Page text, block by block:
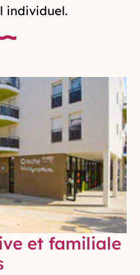
individuel.
et familiale